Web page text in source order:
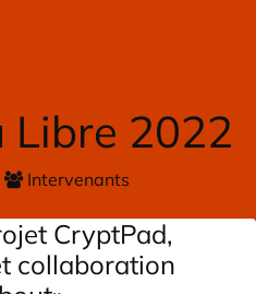
Libre 2022
Intervenants
CryptPad,
collaboration